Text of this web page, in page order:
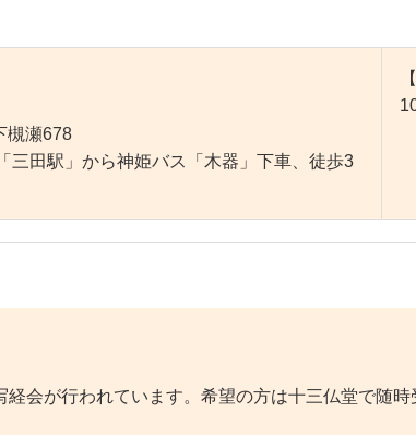
槻瀬678
三田駅」から神姫バス「木器」下車、徒歩3
会が行われています。希望の方は十三仏堂で随時